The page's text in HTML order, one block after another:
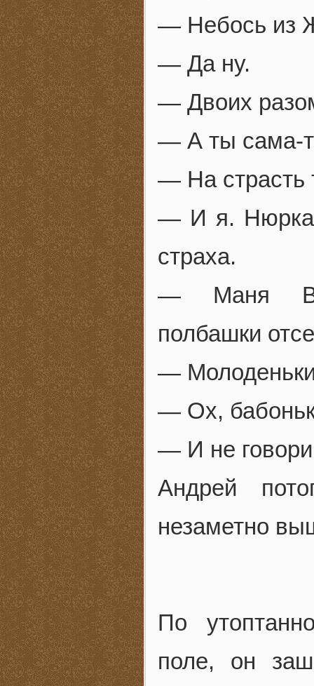
— Небось из
— Да ну.
— Двоих
— А ты сама-
— На страсть
— И я. Нюрка
страха.
— Маня
полбашки
—
— Ох,
— И не
Андрей
незаметно
По
поле, он